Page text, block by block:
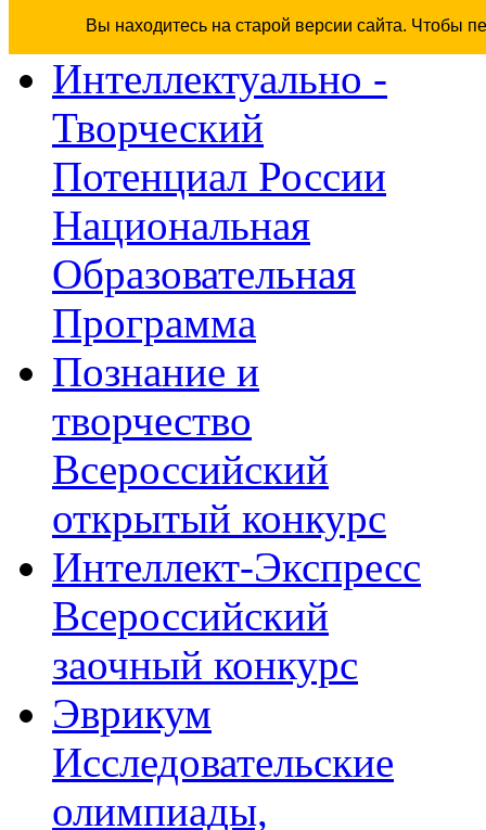
Вы находитесь на старой версии сайта. Чтобы
Интеллектуально -
Творческий
Потенциал России
Национальная
Образовательная
Программа
Познание и
творчество
Всероссийский
открытый конкурс
Интеллект-Экспресс
Всероссийский
заочный конкурс
Эврикум
Исследовательские
олимпиады,